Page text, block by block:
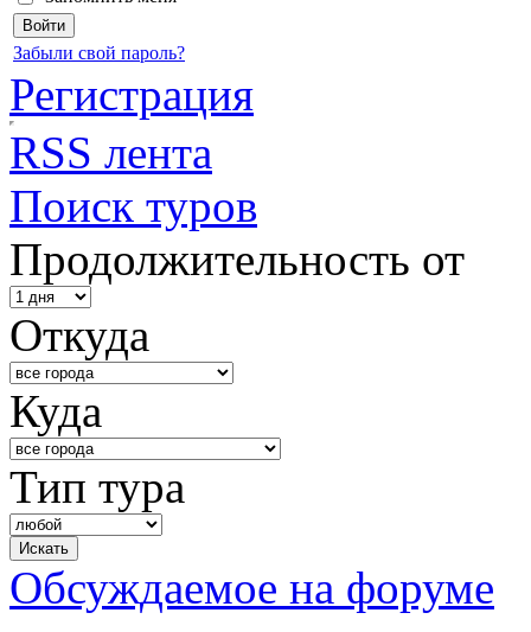
Забыли свой пароль?
Регистрация
RSS лента
Поиск туров
Продолжительность от
Откуда
Куда
Тип тура
Обсуждаемое на форуме